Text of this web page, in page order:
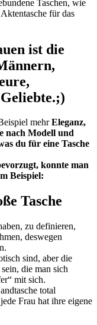
Taschen, wie
für das
ist die
mehrEleganz,
nach Modell und
du für eine Tasche
konnte man
Beispiel:
Tasche
zu definieren,
deswegen
sind, aber die
die man sich
mit sich.
total
Frau hat ihre eigene